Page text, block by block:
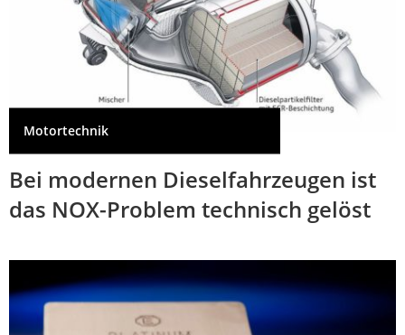
Motortechnik
Bei modernen Dieselfahrzeugen ist
das NOX-Problem technisch gelöst